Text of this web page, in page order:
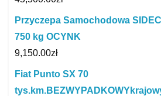
Przyczepa Samochodowa
750 kg OCYNK
9,150.00zł
Fiat Punto SX 70